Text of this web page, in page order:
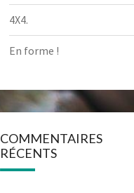
4X4.
En forme !
COMMENTAIRES
RÉCENTS